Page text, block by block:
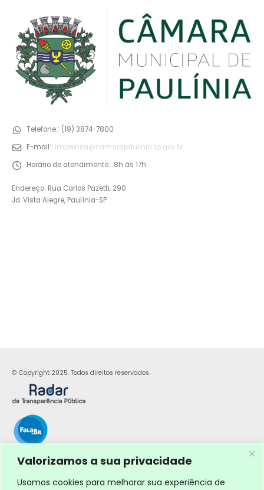
Valorizamos a sua privacidade
Usamos cookies para melhorar sua experiência de
Telefone:: (19) 3874-7800
E-mail:: imprensa@camarapaulinia.sp.gov.br
Horário de atendimento:: 8h às 17h
Endereço: Rua Carlos Pazetti, 290
Jd. Vista Alegre, Paulínia-SP
© Copyright 2025. Todos direitos reservados.